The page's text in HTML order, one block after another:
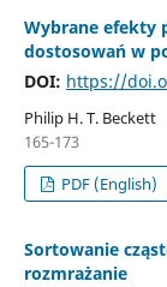
Wybrane efekty
dostosowań w
DOI: https://
Philip H. T. Beckett
165-173
PDF (English)
Sortowanie
rozmrażanie